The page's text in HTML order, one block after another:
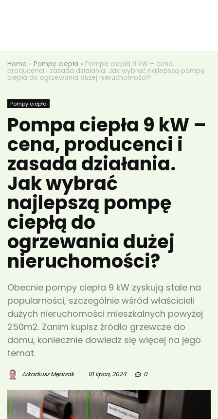
Home » Pompy ciepła » Pompa ciepła 9 kW – cena,
producenci i zasada działania. Jak wybrać najlepszą pompę
ciepłą do ogrzewania dużej nieruchomości?
Pompy ciepła
Pompa ciepła 9 kW –
cena, producenci i
zasada działania.
Jak wybrać
najlepszą pompę
ciepłą do
ogrzewania dużej
nieruchomości?
Obecnie pompy ciepła 9 kW zyskują stale na
popularności, szczególnie wśród właścicieli
dużych nieruchomości mieszkalnych powyżej
250m2. Zanim kupisz źródło grzewcze do
domu, koniecznie dowiedz się więcej na jego
temat.
Arkadiusz Mędrzak 18 lipca, 2024 0